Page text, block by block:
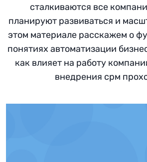
сталкиваются все
планируют развиваться и
этом материале расскажем о
понятиях автоматизации
как влияет на работу
внедрения срм